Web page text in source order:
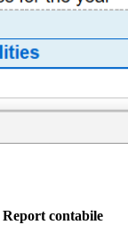
Report contabile